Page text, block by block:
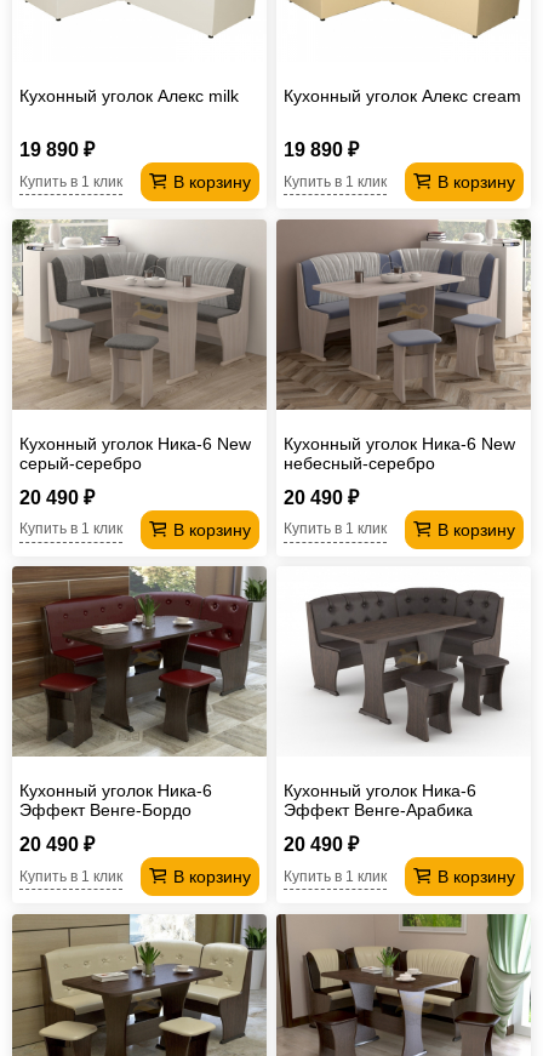
Кухонный уголок Алекс milk
19 890 ₽
В корзину
Купить в 1 клик
Кухонный уголок Алекс cream
19 890 ₽
В корзину
Купить в 1 клик
Кухонный уголок Ника-6 New
серый-серебро
20 490 ₽
В корзину
Купить в 1 клик
Кухонный уголок Ника-6 New
небесный-серебро
20 490 ₽
В корзину
Купить в 1 клик
Кухонный уголок Ника-6
Эффект Венге-Бордо
20 490 ₽
В корзину
Купить в 1 клик
Кухонный уголок Ника-6
Эффект Венге-Арабика
20 490 ₽
В корзину
Купить в 1 клик